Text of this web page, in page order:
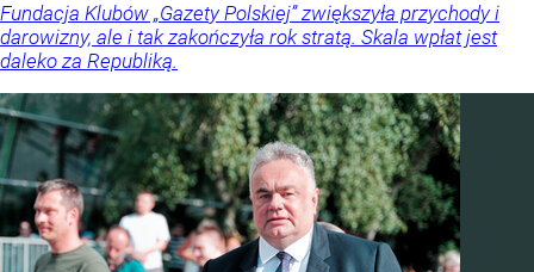
Fundacja Klubów „Gazety Polskiej” zwiększyła przychody i
darowizny, ale i tak zakończyła rok stratą. Skala wpłat jest
daleko za Republiką.